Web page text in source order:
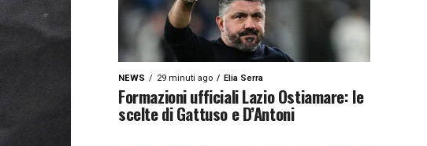
NEWS 29 minuti ago Elia Serra
Formazioni ufficiali Lazio Ostiamare: le
scelte di Gattuso e D’Antoni